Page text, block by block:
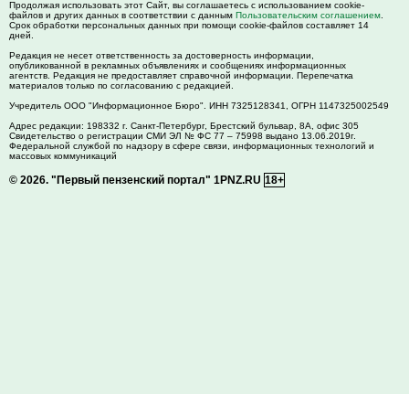
Продолжая использовать этот Сайт, вы соглашаетесь с использованием cookie-
файлов и других данных в соответствии с данным Пользовательским соглашением
Срок обработки персональных данных при помощи cookie-файлов составляет 14
дней.
Редакция не несет ответственность за достоверность информации,
опубликованной в рекламных объявлениях и сообщениях информационных
агентств. Редакция не предоставляет справочной информации. Перепечатка
материалов только по согласованию с редакцией.
Учредитель ООО "Информационное Бюро". ИНН 7325128341, ОГРН 1147325002549
Адрес редакции: 198332 г. Санкт-Петербург, Брестский бульвар, 8А, офис 305
Свидетельство о регистрации СМИ ЭЛ № ФС 77 – 75998 выдано 13.06.2019г.
Федеральной службой по надзору в сфере связи, информационных технологий и
массовых коммуникаций
© 2026. "Первый пензенский портал" 1PNZ.RU 18+